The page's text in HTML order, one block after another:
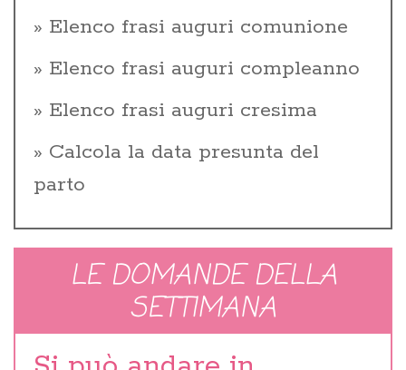
Elenco frasi auguri comunione
Elenco frasi auguri compleanno
Elenco frasi auguri cresima
Calcola la data presunta del
parto
LE DOMANDE DELLA
SETTIMANA